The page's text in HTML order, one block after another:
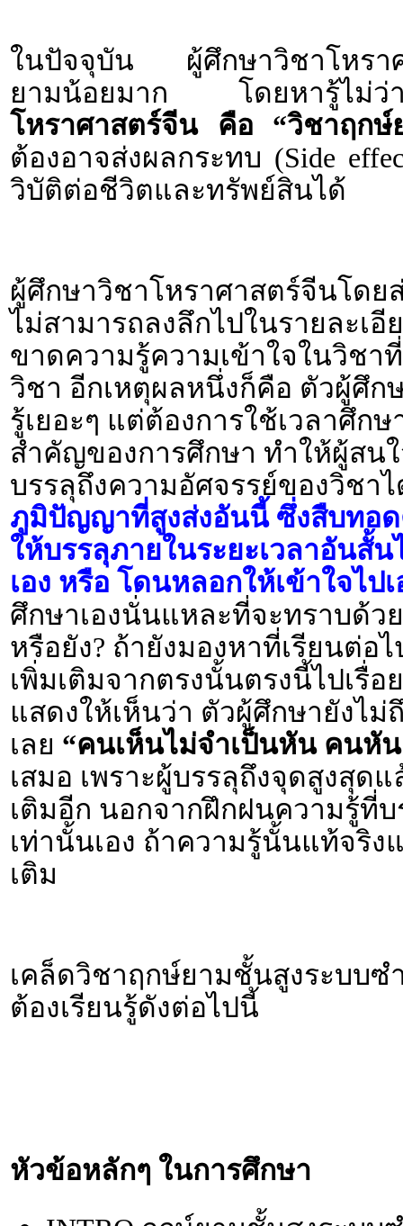
ในปัจจุบัน ผู้ศึกษาวิชาโหราศ
ยามน้อยมาก โดยหารู้ไม่
โหราศาสตร์จีน คือ “วิชาฤกษ์
ต้องอาจส่งผลกระทบ (Side
วิบัติต่อชีวิตและทรัพย์สินได้
ผู้ศึกษาวิชาโหราศาสตร์จีนโดย
ไม่สามารถลงลึกไปในรายละเ
ขาดความรู้ความเข้าใจในวิช
วิชา อีกเหตุผลหนึ่งก็คือ ตัวผู้ศึก
รู้เยอะๆ แต่ต้องการใช้เวลาศึก
สำคัญของการศึกษา ทำให้ผู้สน
บรรลุถึงความอัศจรรย์ของวิชา
ภูมิปัญญาที่สูงส่งอันนี้ ซึ่งสืบทอด
ให้บรรลุภายในระยะเวลาอันสั้
เอง หรือ โดนหลอกให้เข้าใจไ
ศึกษาเองนั่นแหละที่จะทราบด้ว
หรือยัง? ถ้ายังมองหาที่เรียนต่อ
เพิ่มเติมจากตรงนั้นตรงนี้ไปเรื่
แสดงให้เห็นว่า ตัวผู้ศึกษายังไ
เลย “คนเห็นไม่จำเป็นหัน คนหัน
เสมอ เพราะผู้บรรลุถึงจุดสูงสุด
เติมอีก นอกจากฝึกฝนความรู้ที่
เท่านั้นเอง ถ้าความรู้นั้นแท้จริง
เติม
เคล็ดวิชาฤกษ์ยามชั้นสูงระบบซ
ต้องเรียนรู้ดังต่อไปนี้
หัวข้อหลักๆ ในการศึกษา